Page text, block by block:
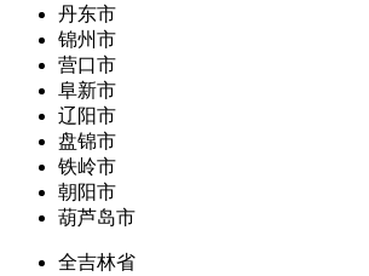
丹东市
锦州市
营口市
阜新市
辽阳市
盘锦市
铁岭市
朝阳市
葫芦岛市
全吉林省